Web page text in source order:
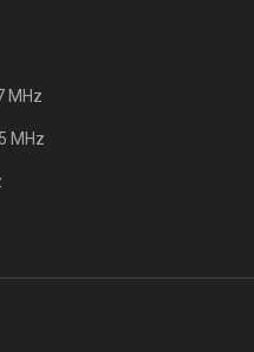
MHz
MHz